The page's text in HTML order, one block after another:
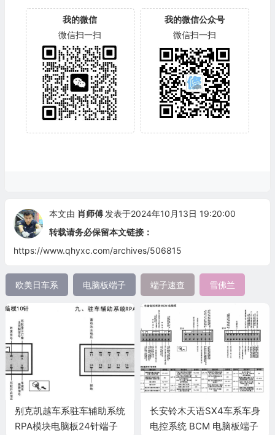
我的微信
微信扫一扫
我的微信公众号
微信扫一扫
本文由 肖师傅 发表于2024年10月13日 19:20:00
转载请务必保留本文链接：
https://www.qhyxc.com/archives/506815
欧美日车系 电脑板端子 端子速查 雪佛兰
别克凯越车系驻车辅助系统
RPA模块电脑板24针端子
长安铃木天语SX4车系车身
电控系统 BCM 电脑板端子